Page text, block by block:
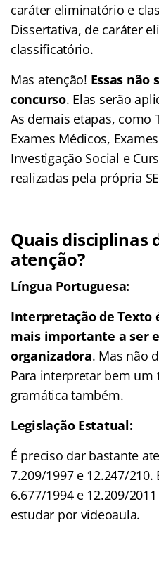
caráter eliminatório e
Dissertativa, de caráter
classificatório.
Mas atenção! Essas não
concurso. Elas serão
As demais etapas, como
Exames Médicos,
Investigação Social e
realizadas pela própria
Quais disciplinas
atenção?
Língua Portuguesa:
Interpretação de Texto
mais importante a ser
organizadora. Mas não
Para interpretar bem
gramática também.
Legislação Estatual:
É preciso dar bastante
7.209/1997 e 12.247/210.
6.677/1994 e 12.209/
estudar por videoaula.